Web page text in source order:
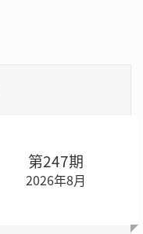
第247期
2026年8月